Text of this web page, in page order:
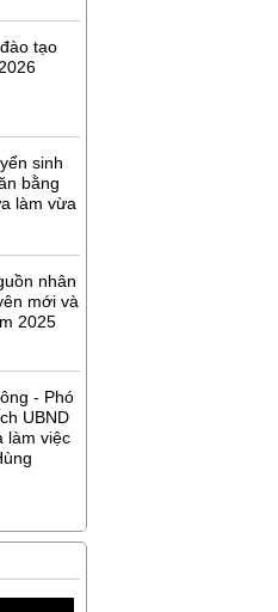
tạo
sinh
bằng
làm vừa
nhân
mới và
2025
- Phó
UBND
làm việc